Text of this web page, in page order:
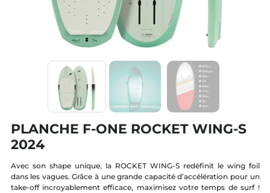
PLANCHE F-ONE ROCKET WING-S
2024
Avec son shape unique, la ROCKET WING-S redéfinit le wing foil
dans les vagues. Grâce à une grande capacité d’accélération pour un
take-off incroyablement efficace, maximisez votre temps de surf !